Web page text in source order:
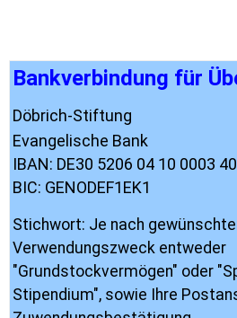
Bankverbindung für
Döbrich-Stiftung
Evangelische Bank
IBAN: DE30 5206 04 10 0003
BIC: GENODEF1EK1
Stichwort: Je nach
Verwendungszweck entweder
"Grundstockvermögen" oder
Stipendium", sowie Ihre